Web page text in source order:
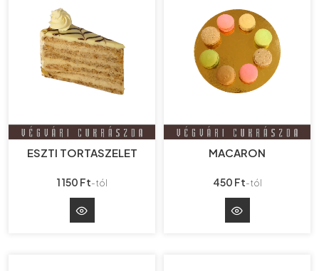
ESZTI TORTASZELET
1 150 Ft-tól
MACARON
450 Ft-tól